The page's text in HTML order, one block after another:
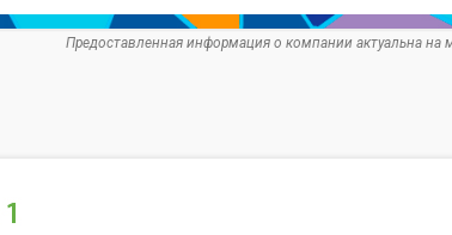
Предоставленная информация о компании актуальна на